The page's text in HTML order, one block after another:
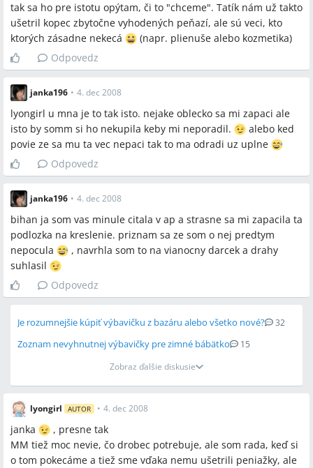
Miesta a osoby
Čechy
tak sa ho pre istotu opýtam, či to "chceme". Tatík nám už takto
ušetril kopec zbytočne vyhodených peňazí, ale sú veci, kto
ktorých zásadne nekecá
(napr. plienuše alebo kozmetika)
Odpovedz
janka196 • 4. dec 2008
lyongirl u mna je to tak isto. nejake oblecko sa mi zapaci ale
isto by somm si ho nekupila keby mi neporadil.
alebo ked
povie ze sa mu ta vec nepaci tak to ma odradi uz uplne
Odpovedz
janka196 • 4. dec 2008
bihan ja som vas minule citala v ap a strasne sa mi zapacila ta
podlozka na kreslenie. priznam sa ze som o nej predtym
nepocula
, navrhla som to na vianocny darcek a drahy
suhlasil
Odpovedz
Je rozumnejšie kúpiť výbavičku z bazáru alebo všetko nové? 32
Zoznam nevyhnutnej výbavičky pre zimné bábätko
15
Zobraz ďalšie diskusie
lyongirl AUTOR • 4. dec 2008
janka
, presne tak
MM tiež moc nevie, čo drobec potrebuje, ale som rada, keď si
o tom pokecáme a tiež sme vďaka nemu ušetrili peniažky, ale